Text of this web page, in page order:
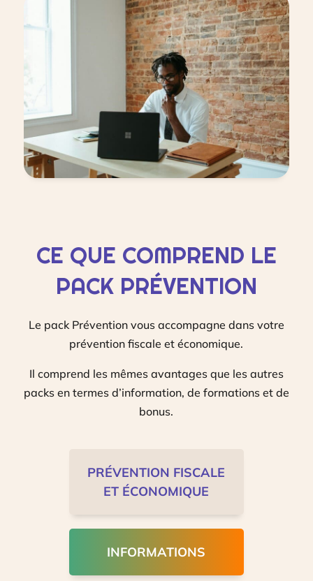
CE QUE COMPREND LE
PACK PRÉVENTION
Le pack Prévention vous accompagne dans votre
prévention fiscale et économique.
Il comprend les mêmes avantages que les autres
packs en termes d’information, de formations et de
bonus.
PRÉVENTION FISCALE
ET ÉCONOMIQUE
INFORMATIONS